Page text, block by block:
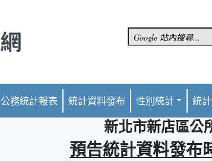
公務統計報表 統計資料發布 性別統計 統
新北市新店區公
預告統計資料發布